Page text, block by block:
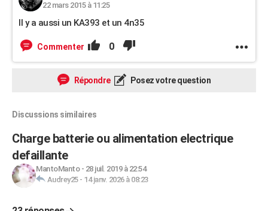
22 mars 2015 à 11:25
Il y a aussi un KA393 et un 4n35
Commenter 0
Répondre Posez votre question
Discussions similaires
Charge batterie ou alimentation electrique
defaillante
MantoManto- 28 juil. 2019 à 22:54
Audrey25- 14 janv. 2026 à 08:23